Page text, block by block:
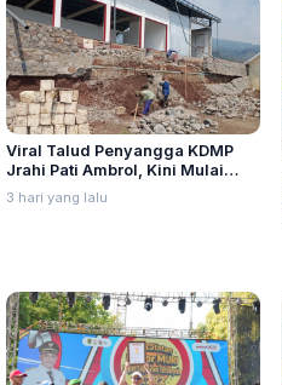
Viral Talud Penyangga KDMP
Jrahi Pati Ambrol, Kini Mulai
Diperbaiki
3 hari yang lalu